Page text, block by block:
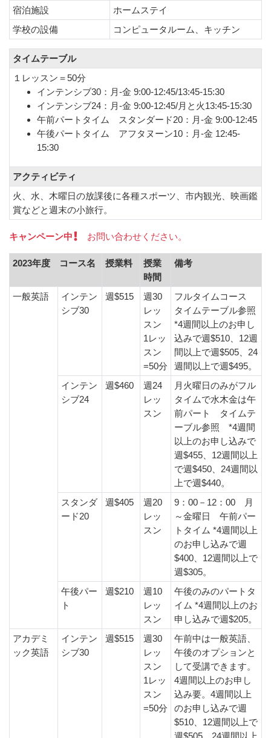
宿泊施設
ホームステイ
学校の設備
コンピュータルーム、キッチン
タイムテーブル
１レッスン＝50分
インテンシブ30：月-金 9:00-12:45/13:45-15:30
インテンシブ24：月-金 9:00-12:45/月と火13:45-15:30
午前パートタイム スタンダード20：月-金 9:00-12:45
午後パートタイム アフタヌーン10：月-金 12:45-
15:30
アクティビティ
火、水、木曜日の放課後に各種スポーツ、市内観光、映画鑑
賞などと週末の小旅行。
キャンペーン中 お問い合わせください。
2023年度 コース名 授業料
授業
時間
備考
一般英語
インテン
シブ30
週$515
週30
レッ
スン
1レッ
スン
=50分
フルタイムコース
タイムテーブル参照
*4週間以上のお申し
込みで週$510、12週
間以上で週$505、24
週間以上で週$495。
インテン
シブ24
週$460
週24
レッ
スン
月火曜日のみがフル
タイムで水木金は午
前パート タイムテ
ーブル参照 *4週間
以上のお申し込みで
週$455、12週間以上
で週$450、24週間以
上で週$440。
スタンダ
ード20
週$405
週20
レッ
スン
9：00－12：00 月
～金曜日 午前パー
トタイム *4週間以上
のお申し込みで週
$400、12週間以上で
週$305。
午後パー
ト
週$210
週10
レッ
スン
午後のみのパートタ
イム *4週間以上のお
申し込みで週$205。
アカデミ
ック英語
インテン
シブ30
週$515
週30
レッ
スン
1レッ
スン
=50分
午前中は一般英語、
午後のオプションと
して受講できます。
4週間以上のお申し
込み要。4週間以上
のお申し込みで週
$510、12週間以上で
週$505、24週間以上